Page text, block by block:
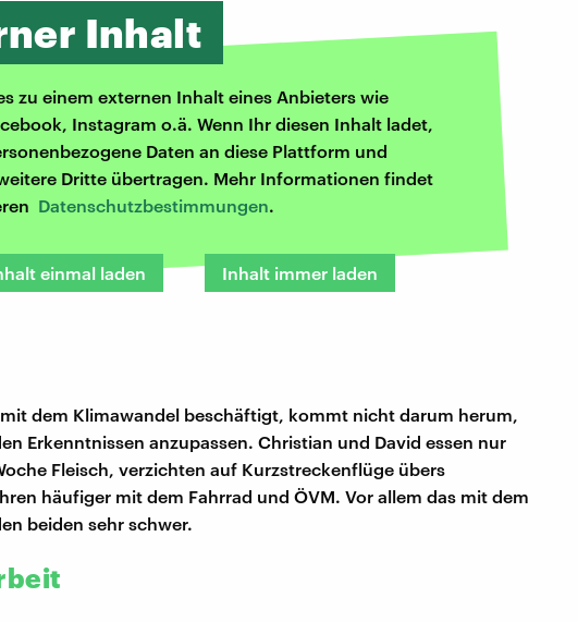
Inhalt
zu einem externen Inhalt eines Anbieters wie
Instagram o.ä. Wenn Ihr diesen Inhalt ladet,
Daten an diese Plattform und
Dritte übertragen. Mehr Informationen findet
Datenschutzbestimmungen.
einmal laden Inhalt immer laden
dem Klimawandel beschäftigt, kommt nicht darum herum,
Erkenntnissen anzupassen. Christian und David essen nur
Fleisch, verzichten auf Kurzstreckenflüge übers
häufiger mit dem Fahrrad und ÖVM. Vor allem das mit dem
beiden sehr schwer.